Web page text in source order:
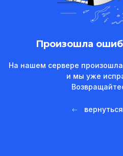
Произошла
На нашем сервере
и мы уже